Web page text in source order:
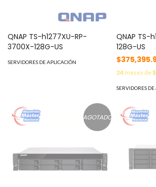
QNAP TS-h1277XU-RP-
3700X-128G-US
SERVIDORES DE APLICACIÓN
QNAP TS-
128G-US
24meses de
SERVIDORES
AGOTADO